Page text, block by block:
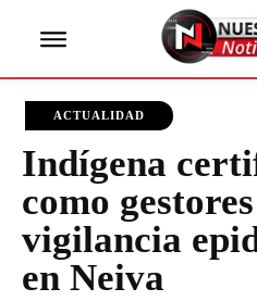
ACTUALIDAD
Indígena
como
vigilancia
en Neiva